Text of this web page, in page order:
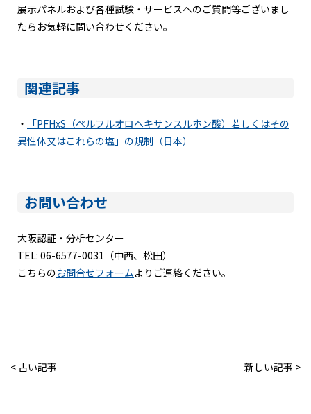
展示パネルおよび各種試験・サービスへのご質問等ございまし
たらお気軽に問い合わせください。
関連記事
・
「PFHxS（ペルフルオロヘキサンスルホン酸）若しくはその
異性体又はこれらの塩」の規制（日本）
お問い合わせ
大阪認証・分析センター
TEL: 06-6577-0031（中西、松田）
こちらのお問合せフォームよりご連絡ください。
< 古い記事 新しい記事 >